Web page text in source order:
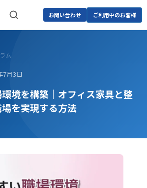
お問い合わせ ご利用中のお客様
ム
7月3日
境を構築｜オフィス家具と整
を実現する方法